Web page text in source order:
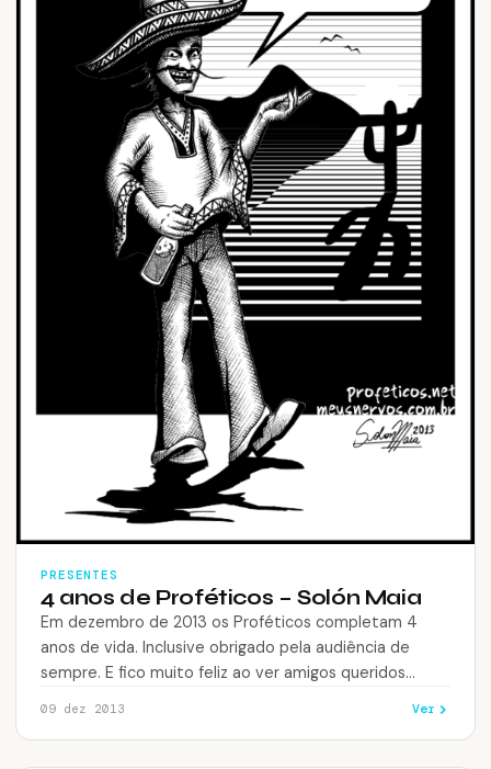
PRESENTES
4 anos de Proféticos – Solón Maia
Em dezembro de 2013 os Proféticos completam 4
anos de vida. Inclusive obrigado pela audiência de
sempre. E fico muito feliz ao ver amigos queridos
09 dez 2013 Ver